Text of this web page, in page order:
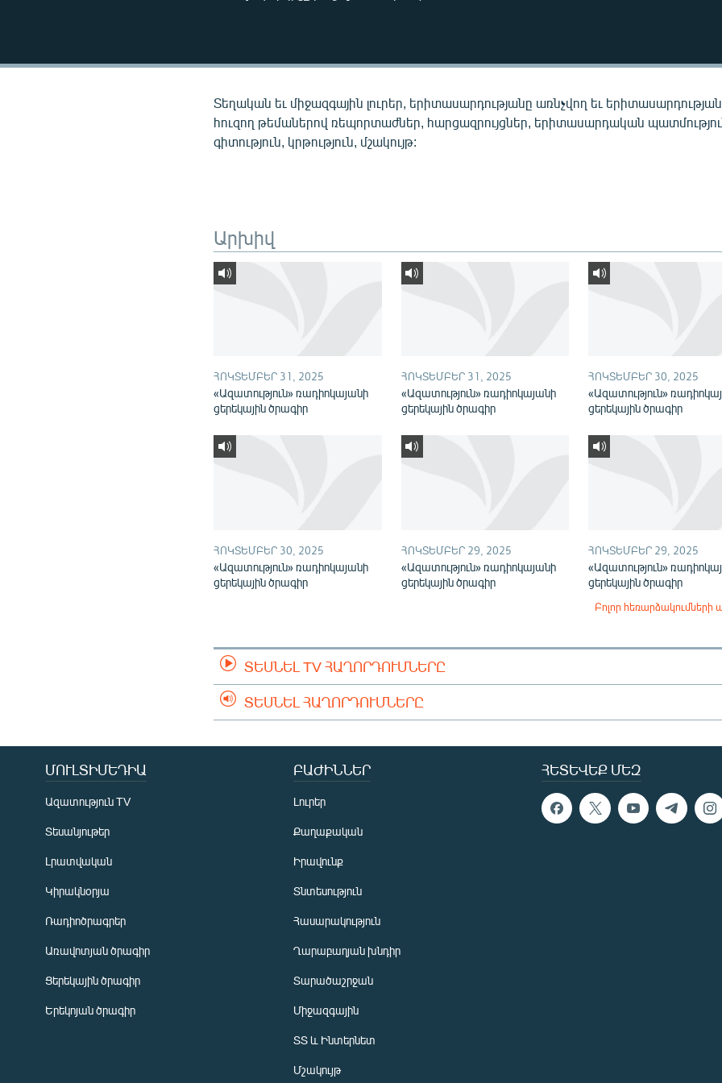
ՍՊՈՐՏ
Տեղական եւ միջազգային լուրեր, երիտասարդությանը առնչվող եւ
հուզող թեմաներով ռեպորտաժներ, հարցազրույցներ, երիտասարդական
գիտություն, կրթություն, մշակույթ:
Արխիվ
ՀՈԿՏԵՄԲԵՐ 31, 2025
«Ազատություն» ռադիոկայանի
ցերեկային ծրագիր
ՀՈԿՏԵՄԲԵՐ 31, 2025
«Ազատություն» ռադիոկայանի
ցերեկային ծրագիր
ՀՈԿՏԵՄԲԵՐ 30, 2025
«Ազատություն»
ցերեկային ծրագիր
ՀՈԿՏԵՄԲԵՐ 30, 2025
«Ազատություն» ռադիոկայանի
ցերեկային ծրագիր
ՀՈԿՏԵՄԲԵՐ 29, 2025
«Ազատություն» ռադիոկայանի
ցերեկային ծրագիր
ՀՈԿՏԵՄԲԵՐ 29, 2025
«Ազատություն»
ցերեկային ծրագիր
Բոլոր հեռարձակումների
ՏԵՍՆԵԼ TV ՀԱՂՈՐԴՈՒՄՆԵՐԸ
ՏԵՍՆԵԼ ՀԱՂՈՐԴՈՒՄՆԵՐԸ
ՀԵՏԵՎԵՔ ՄԵԶ
ՄՈՒԼՏԻՄԵԴԻԱ
Ազատություն TV
Տեսանյութեր
Լրատվական
Կիրակնօրյա
Ռադիոծրագրեր
Առավոտյան ծրագիր
Ցերեկային ծրագիր
Երեկոյան ծրագիր
ԲԱԺԻՆՆԵՐ
Լուրեր
Քաղաքական
Իրավունք
Տնտեսություն
Հասարակություն
Ղարաբաղյան խնդիր
Տարածաշրջան
Միջազգային
ՏՏ և Ինտերնետ
Մշակույթ